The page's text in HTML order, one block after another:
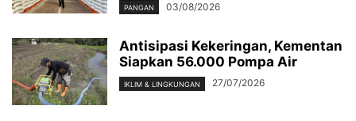
PANGAN 03/08/2026
Antisipasi Kekeringan, Kementan
Siapkan 56.000 Pompa Air
IKLIM & LINGKUNGAN 27/07/2026